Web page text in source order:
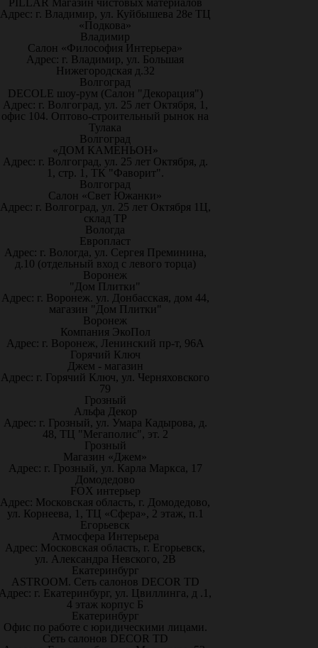
PILLAR Магазин чистовых материалов
Адрес: г. Владимир, ул. Куйбышева 28е ТЦ
«Подкова»
Владимир
Салон «Философия Интерьера»
Адрес: г. Владимир, ул. Большая
Нижегородская д.32
Волгоград
DECOLE шоу-рум (Салон "Декорация")
Адрес: г. Волгоград, ул. 25 лет Октября, 1,
офис 104. Оптово-строительный рынок на
Тулака
Волгоград
«ДОМ КАМЕНЬОН»
Адрес: г. Волгоград, ул. 25 лет Октября, д.
1, стр. 1, ТК "Фаворит".
Волгоград
Салон «Свет Южанки»
Адрес: г. Волгоград, ул. 25 лет Октября 1Ц,
склад ТР
Вологда
Европласт
Адрес: г. Вологда, ул. Сергея Преминина,
д.10 (отдельный вход с левого торца)
Воронеж
"Дом Плитки"
Адрес: г. Воронеж. ул. Донбасская, дом 44,
магазин "Дом Плитки"
Воронеж
Компания ЭкоПол
Адрес: г. Воронеж, Ленинский пр-т, 96А
Горячий Ключ
Джем - магазин
Адрес: г. Горячий Ключ, ул. Черняховского
79
Грозный
Альфа Декор
Адрес: г. Грозный, ул. Умара Кадырова, д.
48, ТЦ "Мегаполис", эт. 2
Грозный
Магазин «Джем»
Адрес: г. Грозный, ул. Карла Маркса, 17
Домодедово
FOX интерьер
Адрес: Московская область, г. Домодедово,
ул. Корнеева, 1, ТЦ «Сфера», 2 этаж, п.1
Егорьевск
Атмосфера Интерьера
Адрес: Московская область, г. Егорьевск,
ул. Александра Невского, 2В
Екатеринбург
ASTROOM. Сеть салонов DECOR TD
г. Екатеринбург, ул. Цвиллинга, д .1,
4 этаж корпус Б
Екатеринбург
Офис по работе с юридическими лицами.
Сеть салонов DECOR TD